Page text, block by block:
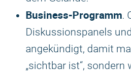
Business-Programm.
Diskussionspanels
angekündigt, damit
„sichtbar ist“, sondern